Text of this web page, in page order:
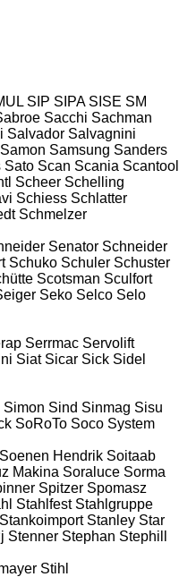
SIP SIPA SISE SM
Sacchi Sachman
Salvador Salvagnini
Samon Samsung Sanders
Sato Scan Scania Scantool
Scheer Schelling
Schiess Schlatter
Schmelzer
Senator Schneider
Schuko Schuler Schuster
Scotsman Sculfort
Seko Selco Selo
Serrmac Servolift
Siat Sicar Sick Sidel
Simon Sind Sinmag Sisu
SoRoTo Soco System
Soenen Hendrik Soitaab
Makina Soraluce Sorma
Spitzer Spomasz
Stahlfest Stahlgruppe
Stankoimport Stanley Star
Stenner Stephan Stephill
Stihl